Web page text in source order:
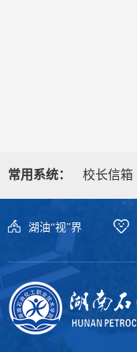
常用系统： 校长信箱
湖油“视”界